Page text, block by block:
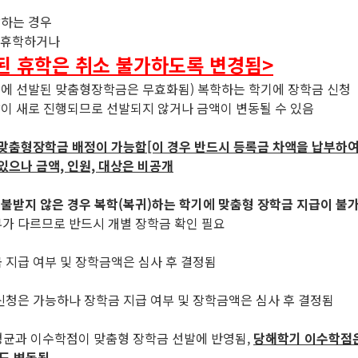
는 경우
학하거나
학은 취소 불가하도록 변경됨>
선발된 맞춤형장학금은 무효화됨) 복학하는 학기에 장학금 신청
새로 진행되므로 선발되지 않거나 금액이 변동될 수 있음
형장학금 배정이 가능함[이 경우 반드시 등록금 차액을 납부하
으나 금액, 인원, 대상은 비공개
받지 않은 경우 복학(복귀)하는 학기에 맞춤형 장학금 지급이 불
다르므로 반드시 개별 장학금 확인 필요
급 여부 및 장학금액은 심사 후 결정됨
은 가능하나 장학금 지급 여부 및 장학금액은 심사 후 결정됨
과 이수학점이 맞춤형 장학금 선발에 반영됨, 당해학기 이수학